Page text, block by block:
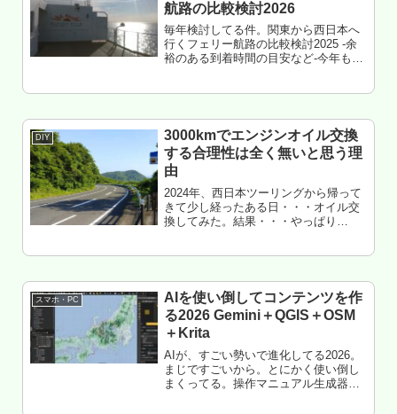
航路の比較検討2026
毎年検討してる件。関東から西日本へ
行くフェリー航路の比較検討2025 -余
裕のある到着時間の目安など-今年も行
DIY
3000kmでエンジンオイル交換
する合理性は全く無いと思う理
由
2024年、西日本ツーリングから帰って
きて少し経ったある日・・・オイル交
換してみた。結果・・・やっぱり
スマホ・PC
AIを使い倒してコンテンツを作
る2026 Gemini＋QGIS＋OSM
＋Krita
AIが、すごい勢いで進化してる2026。
まじですごいから。とにかく使い倒し
まくってる。操作マニュアル生成器と